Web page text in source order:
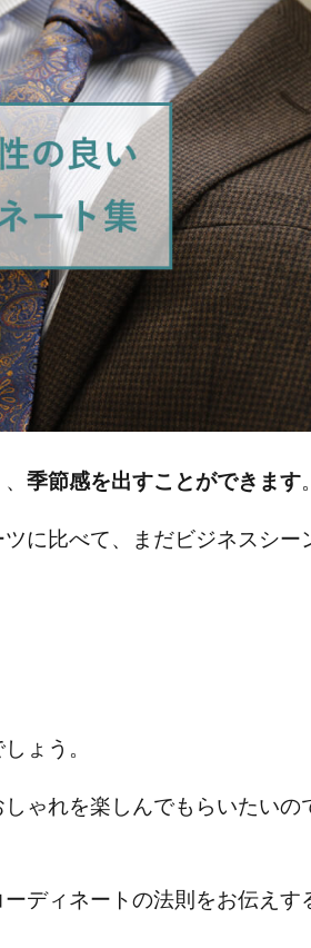
季節感を出すことができます。
に比べて、まだビジネスシー
ょう。
ゃれを楽しんでもらいたいの
ディネートの法則をお伝えす